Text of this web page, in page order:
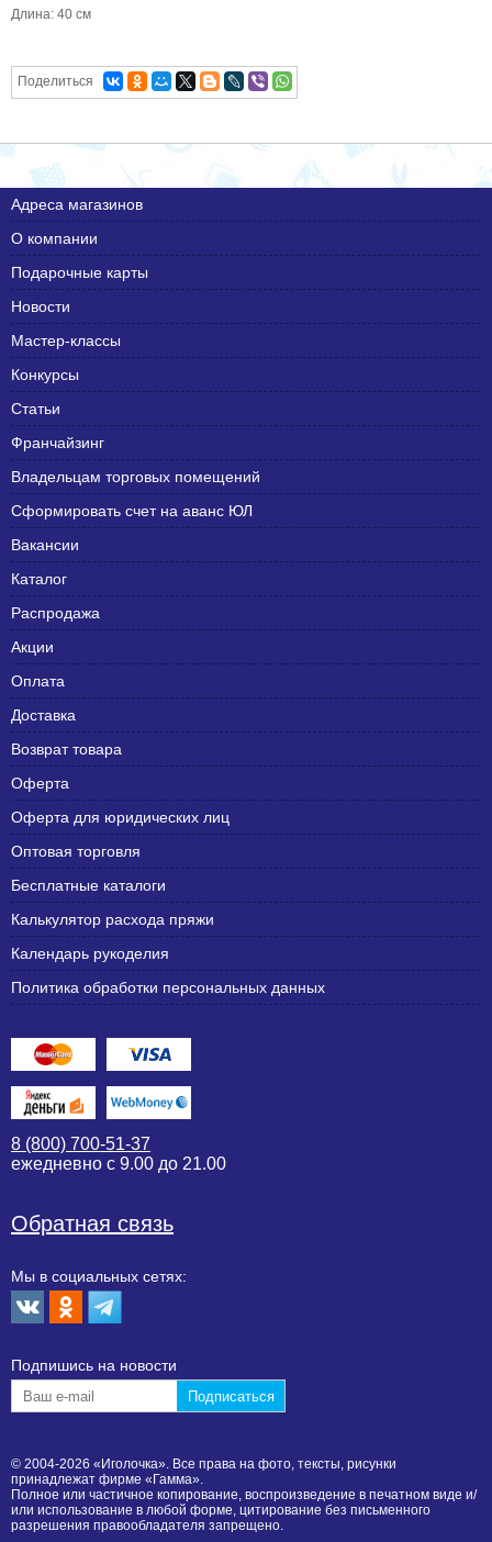
Длина: 40 см
Поделиться
Адреса магазинов
О компании
Подарочные карты
Новости
Мастер-классы
Конкурсы
Статьи
Франчайзинг
Владельцам торговых помещений
Сформировать счет на аванс ЮЛ
Вакансии
Каталог
Распродажа
Акции
Оплата
Доставка
Возврат товара
Оферта
Оферта для юридических лиц
Оптовая торговля
Бесплатные каталоги
Калькулятор расхода пряжи
Календарь рукоделия
Политика обработки персональных данных
8 (800) 700-51-37
ежедневно с 9.00 до 21.00
Обратная связь
Мы в социальных сетях:
Подпишиcь на новости
© 2004-2026 «Иголочка». Все права на фото, тексты, рисунки
принадлежат фирме «Гамма».
Полное или частичное копирование, воспроизведение в печатном виде и/
или использование в любой форме, цитирование без письменного
разрешения правообладателя запрещено.